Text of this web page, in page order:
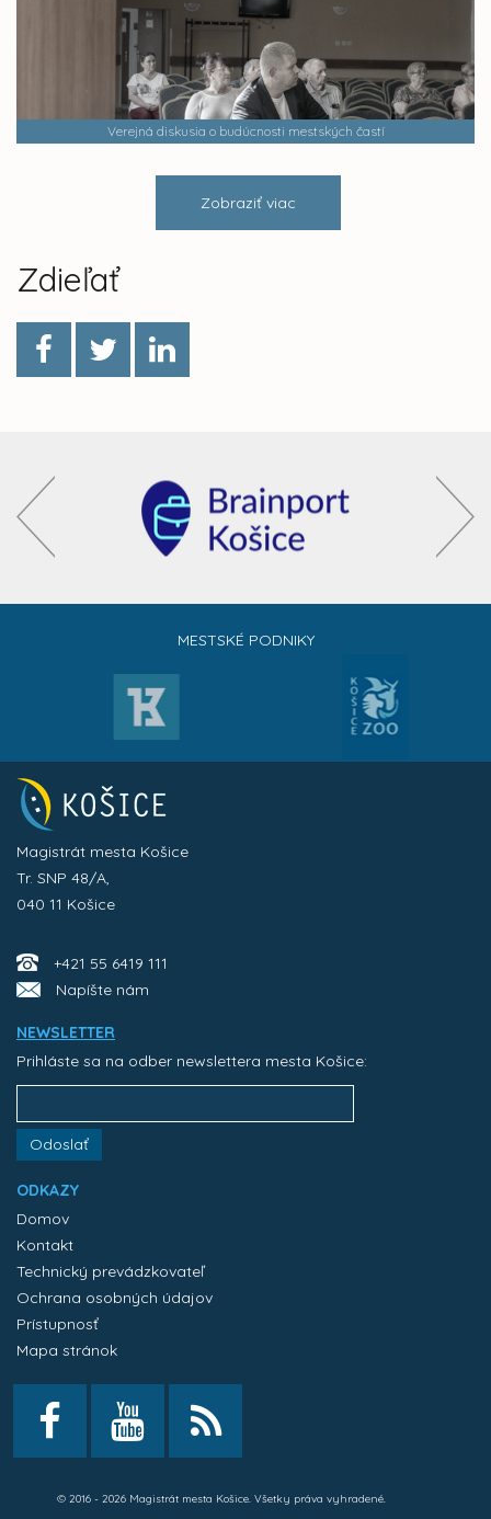
Verejná diskusia o budúcnosti mestských častí
Zobraziť viac
Zdieľať
MESTSKÉ PODNIKY
Magistrát mesta Košice
Tr. SNP 48/A,
040 11 Košice
+421 55 6419 111
Napíšte nám
NEWSLETTER
Prihláste sa na odber newslettera mesta Košice:
Odoslať
ODKAZY
Domov
Kontakt
Technický prevádzkovateľ
Ochrana osobných údajov
Prístupnosť
Mapa stránok
© 2016 - 2026 Magistrát mesta Košice. Všetky práva vyhradené.